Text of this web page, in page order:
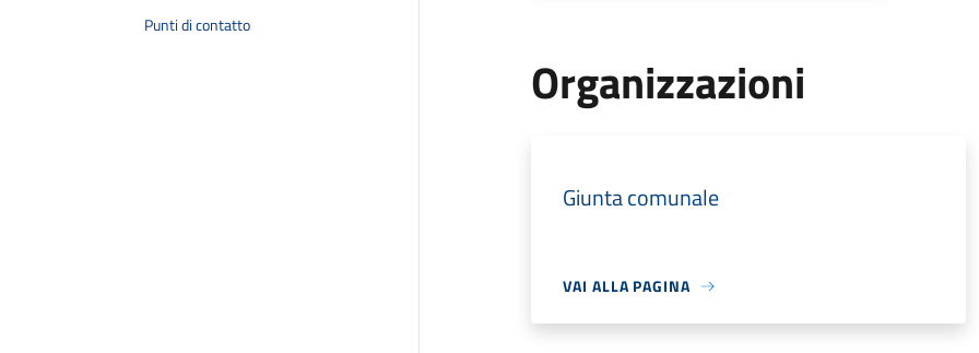
Punti di contatto
Organizzazioni
Giunta comunale
VAI ALLA PAGINA